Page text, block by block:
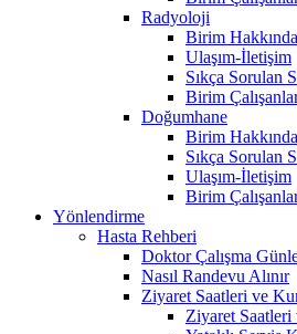
Radyoloji
Birim Hakkında
Ulaşım-İletişim
Sıkça Sorulan
Birim
Doğumhane
Birim Hakkında
Sıkça Sorulan
Ulaşım-İletişim
Birim
Yönlendirme
Hasta Rehberi
Doktor Çalışma
Nasıl Randevu Alınır
Ziyaret Saatleri ve
Ziyaret Saatleri